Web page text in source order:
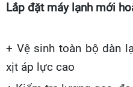
Lắp đặt máy lạnh mới
+ Vệ sinh toàn bộ dàn
xịt áp lực cao